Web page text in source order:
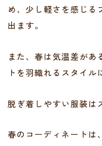
め、少し軽さを感じる
出ます。
また、春は気温差があ
トを羽織れるスタイル
脱ぎ着しやすい服装は
春のコーディネートは